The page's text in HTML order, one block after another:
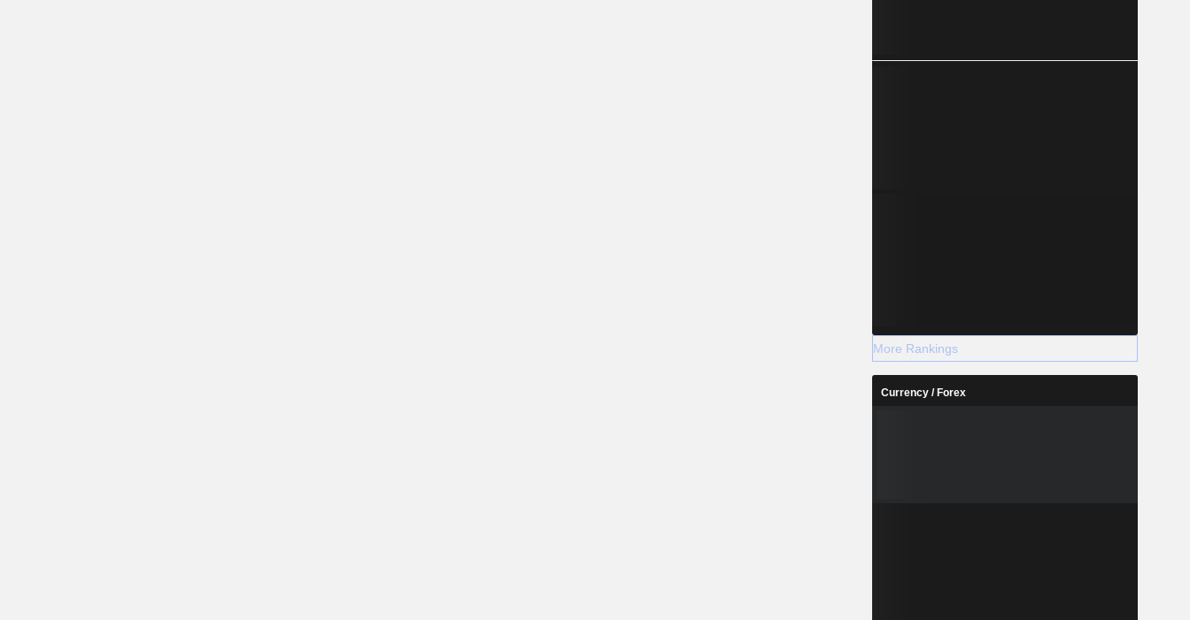
More Rankings
Currency / Forex